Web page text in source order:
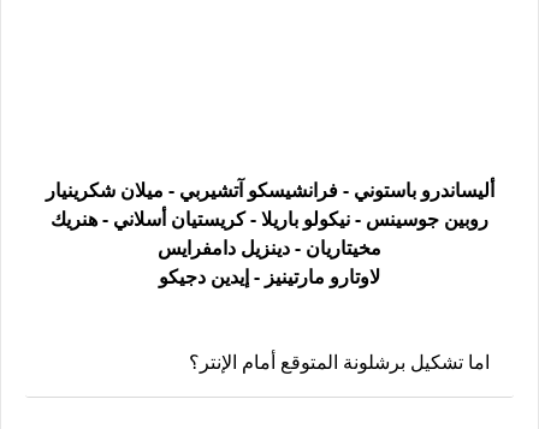
أليساندرو باستوني - فرانشيسكو آتشيربي - ميلان شكرينيار
روبين جوسينس - نيكولو باريلا - كريستيان أسلاني - هنريك
مخيتاريان - دينزيل دامفرايس
لاوتارو مارتينيز - إيدين دجيكو
اما تشكيل برشلونة المتوقع أمام الإنتر؟